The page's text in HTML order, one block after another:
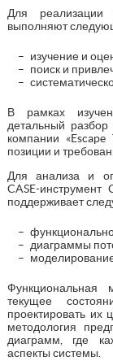
Для реализации
выполняют
изучение и
поиск и
В рамках
детальный разбор
компании
позиции и
Для анализа и
CASE-
поддерживает
диаграммы
Функциональная
текущее
проектировать их
методология
диаграмм, где
аспекты системы.